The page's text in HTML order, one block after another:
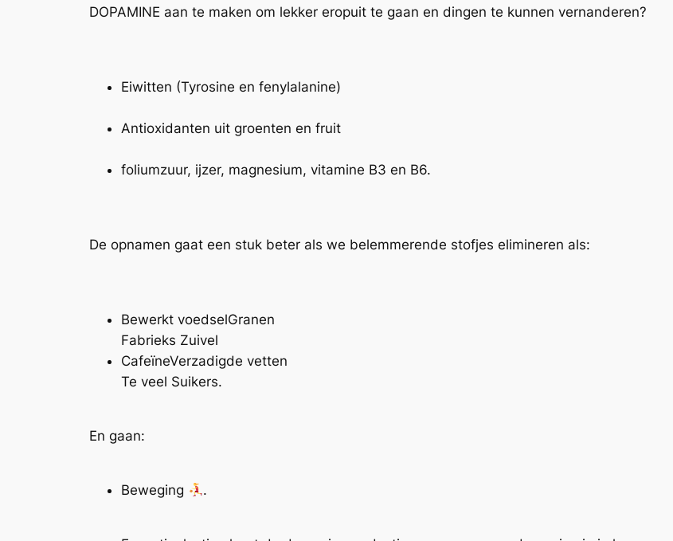
DOPAMINE aan te maken om lekker eropuit te gaan en dingen te kunnen vernanderen?
Eiwitten (Tyrosine en fenylalanine)
Antioxidanten uit groenten en fruit
foliumzuur, ijzer, magnesium, vitamine B3 en B6.
De opnamen gaat een stuk beter als we belemmerende stofjes elimineren als:
Bewerkt voedselGranen
Fabrieks Zuivel
CafeïneVerzadigde vetten
Te veel Suikers.
En gaan:
Beweging .